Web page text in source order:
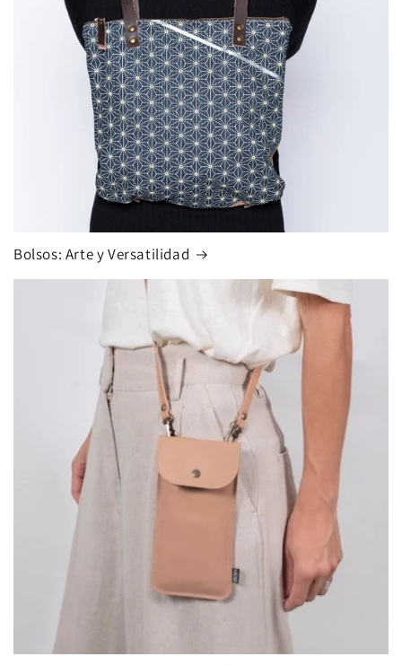
Bolsos: Arte y Versatilidad